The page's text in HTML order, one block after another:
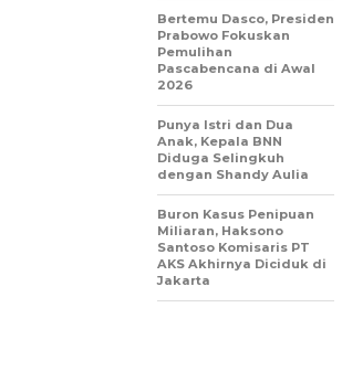
Bertemu Dasco, Presiden
Prabowo Fokuskan
Pemulihan
Pascabencana di Awal
2026
Punya Istri dan Dua
Anak, Kepala BNN
Diduga Selingkuh
dengan Shandy Aulia
Buron Kasus Penipuan
Miliaran, Haksono
Santoso Komisaris PT
AKS Akhirnya Diciduk di
Jakarta